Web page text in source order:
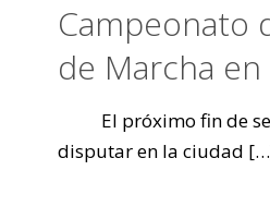
Campeonato
de Marcha en
El próximo fin de
disputar en la ciudad